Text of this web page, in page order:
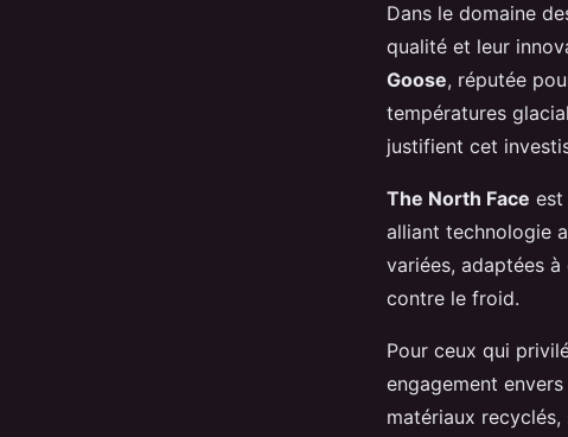
Dans le domaine
qualité et leur
Goose, réputée
températures
justifient cet
The North Face est
alliant technologie
variées, adaptées
contre le froid.
Pour ceux qui
engagement
matériaux